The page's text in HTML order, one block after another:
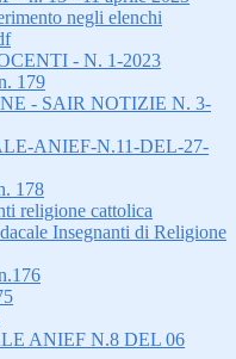
negli elenchi
- N. 1-2023
179
- SAIR NOTIZIE N. 3-
ANIEF-N.11-DEL-27-
178
religione cattolica
Insegnanti di Religione
ANIEF N.8 DEL 06